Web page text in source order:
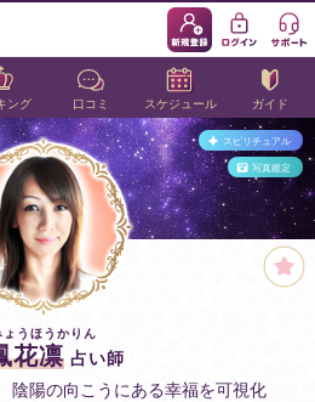
ング 口コミ スケジュール ガイド
花凛 占い師
陰陽の向こうにある幸福を可視化
スピリチュアル
写真鑑定